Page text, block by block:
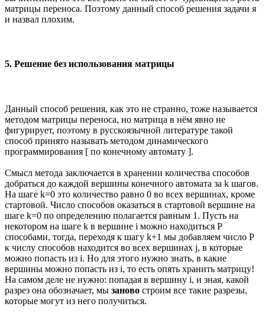
матрицы переноса. Поэтому данный способ решения задачи я
и назвал плохим.
5. Решение без использования матрицы
Данный способ решения, как это не странно, тоже называется
методом матрицы переноса, но матрица в нём явно не
фигурирует, поэтому в русскоязычной литературе такой
способ принято называть методом динамического
программирования [ по конечному автомату ].
Смысл метода заключается в хранении количества способов
добраться до каждой вершины конечного автомата за k шагов.
На шаге k=0 это количество равно 0 во всех вершинах, кроме
стартовой. Число способов оказаться в стартовой вершине на
шаге k=0 по определению полагается равным 1. Пусть на
некотором на шаге k в вершине i можно находиться P
способами, тогда, переходя к шагу k+1 мы добавляем число P
к числу способов находится во всех вершинах j, в которые
можно попасть из i. Но для этого нужно знать, в какие
вершины можно попасть из i, то есть опять хранить матрицу!
На самом деле не нужно: попадая в вершину i, и зная, какой
разрез она обозначает, мы заново строим все такие разрезы,
которые могут из него получиться.